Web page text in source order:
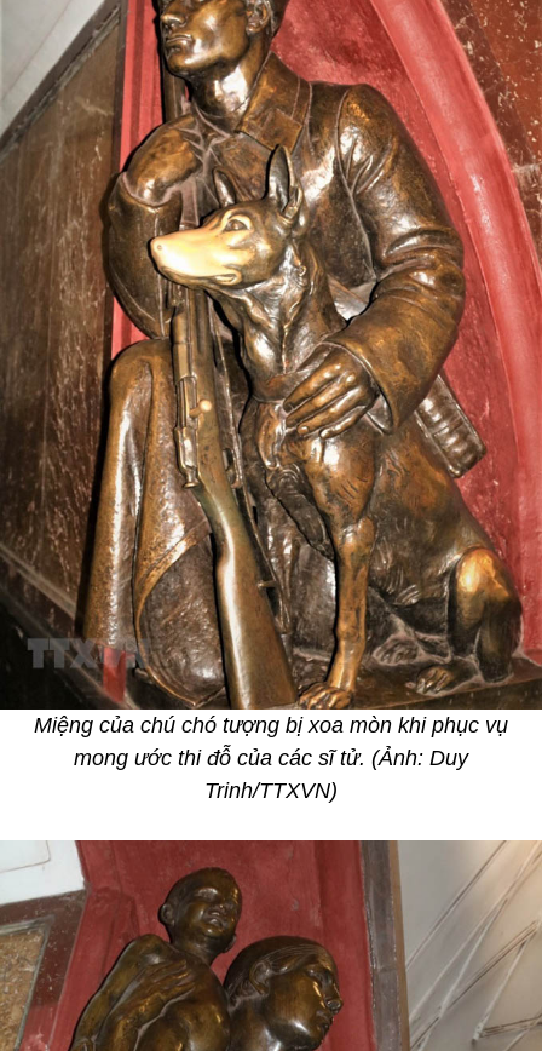
Miệng của chú chó tượng bị xoa mòn khi phục vụ
mong ước thi đỗ của các sĩ tử. (Ảnh: Duy
Trinh/TTXVN)